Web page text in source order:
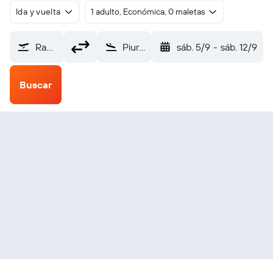
Ida y vuelta 1 adulto, Económica, 0 maletas
Ramon Villeda (SAP) Piura (PIU) sáb. 5/9 - sáb. 12/9
Buscar